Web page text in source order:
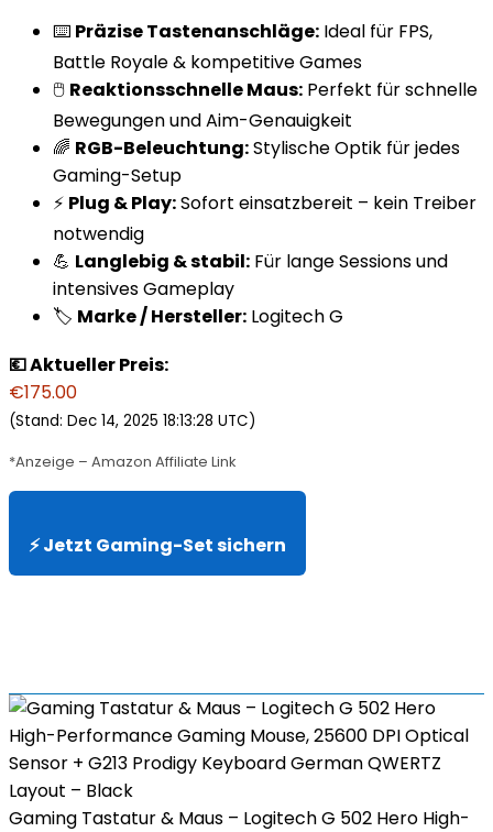
⌨️ Präzise Tastenanschläge: Ideal für FPS,
Battle Royale & kompetitive Games
🖱️ Reaktionsschnelle Maus: Perfekt für schnelle
Bewegungen und Aim-Genauigkeit
🌈 RGB-Beleuchtung:Stylische Optik für jedes
Gaming-Setup
⚡ Plug & Play:Sofort einsatzbereit – kein Treiber
notwendig
💪 Langlebig & stabil: Für lange Sessions und
intensives Gameplay
🏷️ Marke / Hersteller: Logitech G
💶 Aktueller Preis:
€175.00
(Stand: Dec 14, 2025 18:13:28 UTC)
*Anzeige – Amazon Affiliate Link
⚡ Jetzt Gaming-Set sichern
Gaming Tastatur & Maus – Logitech G 502 Hero High-